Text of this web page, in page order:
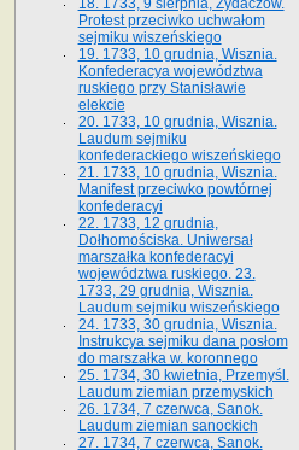
18. 1733, 9 sierpnia, Żydaczów.
Protest przeciwko uchwałom
sejmiku wiszeńskiego
19. 1733, 10 grudnia, Wisznia.
Konfederacya województwa
ruskiego przy Stanisławie
elekcie
20. 1733, 10 grudnia, Wisznia.
Laudum sejmiku
konfederackiego wiszeńskiego
21. 1733, 10 grudnia, Wisznia.
Manifest przeciwko powtórnej
konfederacyi
22. 1733, 12 grudnia,
Dołhomościska. Uniwersał
marszałka konfederacyi
województwa ruskiego. 23.
1733, 29 grudnia, Wisznia.
Laudum sejmiku wiszeńskiego
24. 1733, 30 grudnia, Wisznia.
Instrukcya sejmiku dana posłom
do marszałka w. koronnego
25. 1734, 30 kwietnia, Przemyśl.
Laudum ziemian przemyskich
26. 1734, 7 czerwca, Sanok.
Laudum ziemian sanockich
27. 1734, 7 czerwca, Sanok.